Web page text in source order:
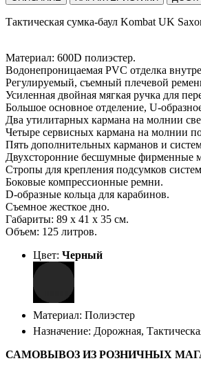
Тактическая сумка-баул Kombat UK
Материал: 600D полиэстер.
Водонепроницаемая PVC отделка
Регулируемый, съемный плечевой
Усиленная двойная мягкая ручка для
Большое основное отделение, U-
Два утилитарных кармана на молнии
Четыре сервисных кармана на молнии
Пять дополнительных карманов и
Двухсторонние бесшумные фирменные
Стропы для крепления подсумков
Боковые компрессионные ремни.
D-образные кольца для карабинов.
Съемное жесткое дно.
Габариты: 89 х 41 х 35 см.
Объем: 125 литров.
Цвет: Черный
Материал: Полиэстер
Назначение: Дорожная,
САМОВЫВОЗ ИЗ РОЗНИЧНЫХ